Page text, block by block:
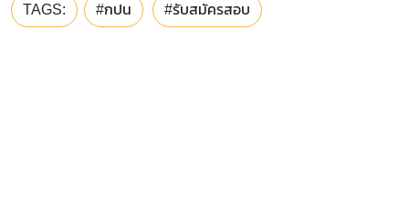
TAGS: #กปน #รับสมัครสอบ